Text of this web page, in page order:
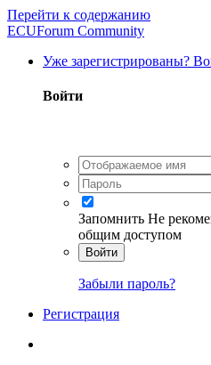
Перейти к содержанию
ECUForum Community
Уже зарегистрированы?
Войти
Запомнить Не
общим доступом
Войти
Забыли пароль?
Регистрация